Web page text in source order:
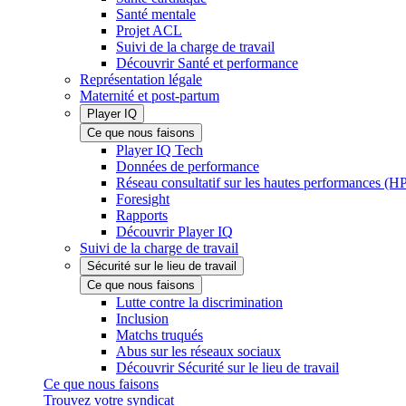
Santé mentale
Projet ACL
Suivi de la charge de travail
Découvrir Santé et performance
Représentation légale
Maternité et post-partum
Player IQ
Ce que nous faisons
Player IQ Tech
Données de performance
Réseau consultatif sur les hautes performances
Foresight
Rapports
Découvrir Player IQ
Suivi de la charge de travail
Sécurité sur le lieu de travail
Ce que nous faisons
Lutte contre la discrimination
Inclusion
Matchs truqués
Abus sur les réseaux sociaux
Découvrir Sécurité sur le lieu de travail
Ce que nous faisons
Trouvez votre syndicat